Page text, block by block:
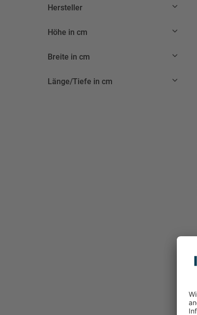
Hersteller
Höhe in cm
Breite in cm
Länge/Tiefe in cm